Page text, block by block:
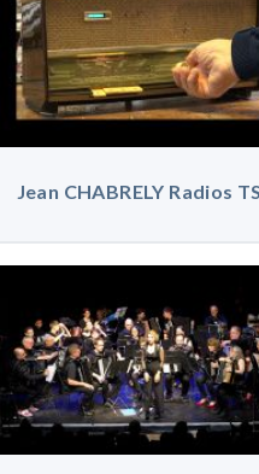
Jean CHABRELY Radios